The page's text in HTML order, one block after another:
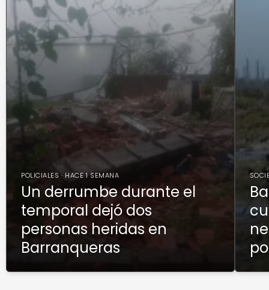
POLICIALES · HACE 1 SEMANA
Un derrumbe durante el
temporal dejó dos
personas heridas en
Barranqueras